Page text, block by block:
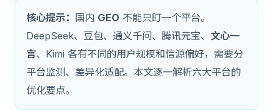
核心提示： 国内 GEO 不能只盯一个平台。
DeepSeek、豆包、通义千问、腾讯元宝、 文心一
言、Kimi 各有不同的用户规模和信源偏好，需要分
平台监测、差异化适配。本文逐一解析六大平台的
优化要点。